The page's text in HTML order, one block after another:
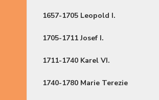
1657-1705 Leopold I.
1705-1711 Josef I.
1711-1740 Karel VI.
1740-1780 Marie Terezie